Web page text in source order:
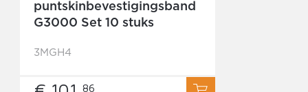
puntskinbevestigingsband
G3000 Set 10 stuks
3MGH4
86